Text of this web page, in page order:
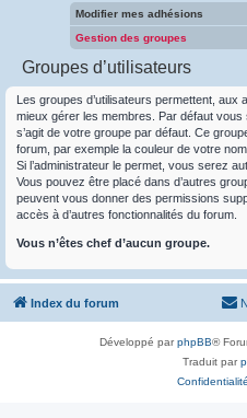
Modifier mes adhésions
Gestion des groupes
Groupes d’utilisateurs
Les groupes d’utilisateurs permettent,
mieux gérer les membres. Par défaut
s’agit de votre groupe par défaut. Ce
forum, par exemple la couleur de votre
Si l’administrateur le permet, vous serez
Vous pouvez être placé dans d’autres
peuvent vous donner des permissions
accès à d’autres fonctionnalités du forum.
Vous n’êtes chef d’aucun groupe.
Index du forum
Développé parphpBB®
Traduit par
Confidentialité